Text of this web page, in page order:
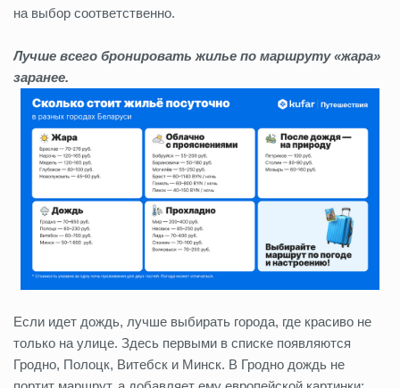
на выбор соответственно.
Лучше всего бронировать жилье по маршруту «жара»
заранее.
Если идет дождь, лучше выбирать города, где красиво не
только на улице. Здесь первыми в списке появляются
Гродно, Полоцк, Витебск и Минск. В Гродно дождь не